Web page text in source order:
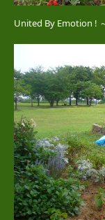
United By Emotion !